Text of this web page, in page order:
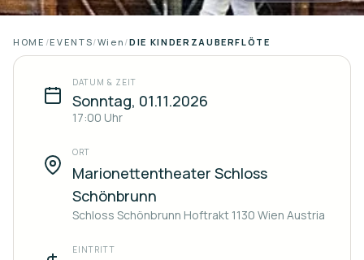
HOME /EVENTS/Wien /DIE KINDERZAUBERFLÖTE
DATUM & ZEIT
Sonntag, 01.11.2026
17:00 Uhr
ORT
Marionettentheater Schloss
Schönbrunn
Schloss Schönbrunn Hoftrakt 1130 Wien Austria
EINTRITT